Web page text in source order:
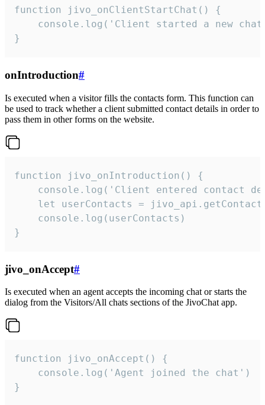
function jivo_onClientStartChat() {
console.log('Client started a new
}
onIntroduction#
Is executed when a visitor fills the contacts form. This function can
be used to track whether a client submitted contact details in order to
pass them in other forms on the website.
function jivo_onIntroduction() {
console.log('Client entered contact
let userContacts =
    console.log(userContacts)
}
jivo_onAccept#
Is executed when an agent accepts the incoming chat or starts the
dialog from the Visitors/All chats sections of the JivoChat app.
function jivo_onAccept() {
}